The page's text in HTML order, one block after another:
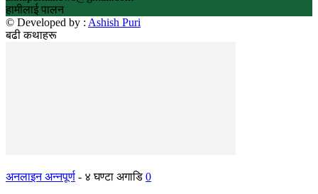
हामीलाई पालन
© Developed by : Ashish Puri
बढी कथाहरू
अनलाइन अन्नपूर्ण - ४ घण्टा अगाडि 0